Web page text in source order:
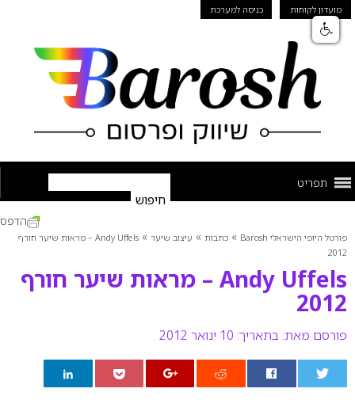
מועדון לקוחות כניסה למערכת
תפריט
פורטל היופי הישראלי Barosh » כתבות » עיצוב שיער »
Andy Uffels – מראות שיער חורף
2012
Andy Uffels – מראות שיער חורף
2012
פורסם מאת: בתאריך: 10 ינואר 2012
הדפס